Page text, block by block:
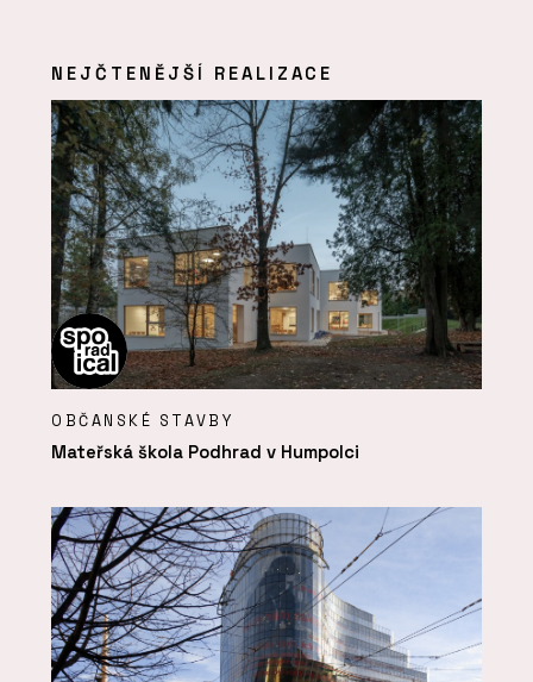
NEJČTENĚJŠÍ REALIZACE
OBČANSKÉ STAVBY
Mateřská škola Podhrad v Humpolci